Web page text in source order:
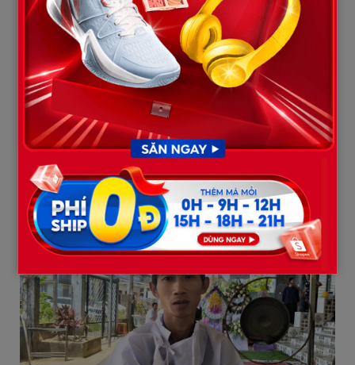
Anh Kiệt cũng đang lo hậu sự.
Anh Dương Anh Hoàng (anh trai Kiệt) cho biết gia đình có 4 anh
em, Kiệt là con út. Bố mẹ làm nông, hoàn cảnh không khá giả
nên từ trước Tết Nguyên đán, em đã đi làm phụ giúp gia đình.
Hằng ngày, Kiệt đến tiệm máy pin của anh N.Q.V gần chợ Kế
Xuyên, sau đó được chở ra khu trò chơi trẻ em tại Điện Bàn làm
việc. Công việc chủ yếu là dắt xe ô tô đồ chơi, thay pin và hướng
dẫn khách thuê xe.
Khoảng 12h trưa 1/5, Kiệt rời nhà lên tiệm như thường lệ. Đến
chiều, gia đình nhận tin em gặp nạn trong vụ cháy ô tô.